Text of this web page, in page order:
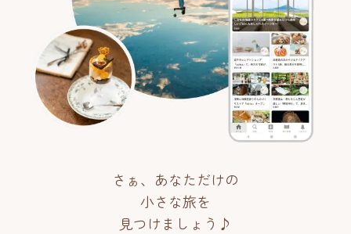
さぁ、あなただけの
小さな旅を
見つけましょう♪